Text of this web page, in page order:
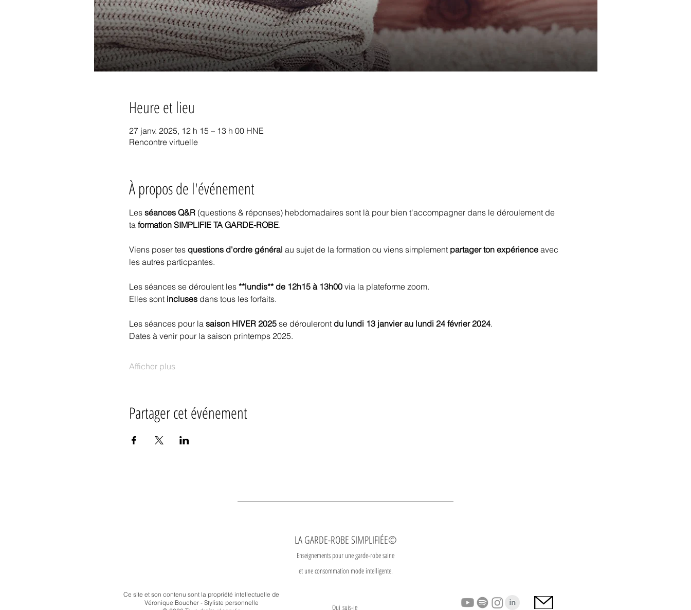
Heure et lieu
27 janv. 2025, 12 h 15 – 13 h 00 HNE
Rencontre virtuelle
À propos de l'événement
Les séances Q&R (questions & réponses) hebdomadaires sont là pour bien t'accompagner dans le déroulement de
ta formation SIMPLIFIE TA GARDE-ROBE.
Viens poser tes questions d'ordre général au sujet de la formation ou viens simplement partager ton expérience avec
les autres particpantes.
Les séances se déroulent les **lundis** de 12h15 à 13h00 via la plateforme zoom.
Elles sont incluses dans tous les forfaits.
Les séances pour la saison HIVER 2025 se dérouleront du lundi 13 janvier au lundi 24 février 2024.
Dates à venir pour la saison printemps 2025.
Afficher plus
Partager cet événement
LA GARDE-ROBE SIMPLIFIÉE©
Enseignements pour une garde-robe saine
et une consommation mode intelligente.
Ce site et son contenu sont la propriété intellectuelle de
Véronique Boucher - Styliste personnelle
Qui suis-je